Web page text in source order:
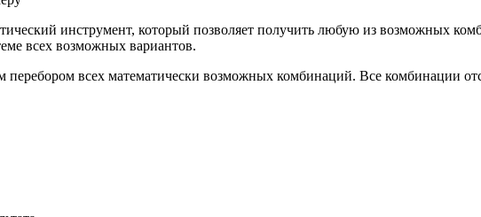
инструмент, который позволяет получить любую из возможных
всех возможных вариантов.
всех математически возможных комбинаций. Все комбинации